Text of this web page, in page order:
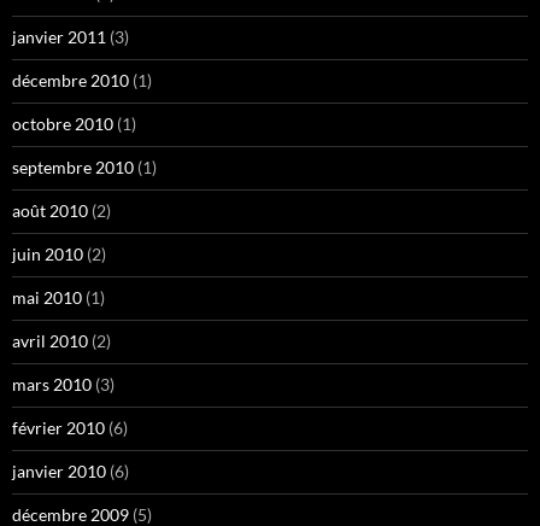
janvier 2011 (3)
décembre 2010 (1)
octobre 2010 (1)
septembre 2010 (1)
août 2010 (2)
juin 2010 (2)
mai 2010 (1)
avril 2010 (2)
mars 2010 (3)
février 2010 (6)
janvier 2010 (6)
décembre 2009 (5)